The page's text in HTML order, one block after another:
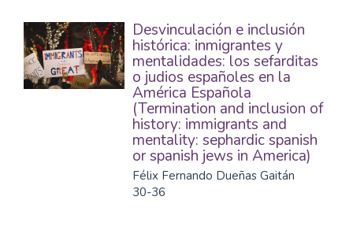
Desvinculación e inclusión
histórica: inmigrantes y
mentalidades: los sefarditas
o judios españoles en la
América Española
(Termination and inclusion of
history: immigrants and
mentality: sephardic spanish
or spanish jews in America)
Félix Fernando Dueñas Gaitán
30-36